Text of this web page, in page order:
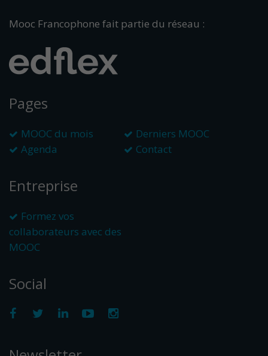
Mooc Francophone fait partie du réseau :
Pages
MOOC du mois
Derniers MOOC
Agenda
Contact
Entreprise
Formez vos
collaborateurs avec des
MOOC
Social